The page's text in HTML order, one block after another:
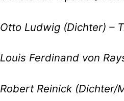
Otto Ludwig (Dichter) –
Louis Ferdinand von
Robert Reinick (Dichter/